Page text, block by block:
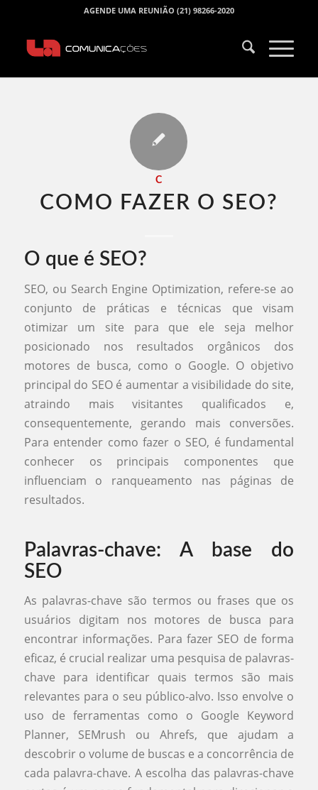
AGENDE UMA REUNIÃO (21) 98266-2020
C
COMO FAZER O SEO​?
O que é SEO?
SEO, ou Search Engine Optimization, refere-se ao
conjunto de práticas e técnicas que visam
otimizar um site para que ele seja melhor
posicionado nos resultados orgânicos dos
motores de busca, como o Google. O objetivo
principal do SEO é aumentar a visibilidade do site,
atraindo mais visitantes qualificados e,
consequentemente, gerando mais conversões.
Para entender como fazer o SEO, é fundamental
conhecer os principais componentes que
influenciam o ranqueamento nas páginas de
resultados.
Palavras-chave: A base do
SEO
As palavras-chave são termos ou frases que os
usuários digitam nos motores de busca para
encontrar informações. Para fazer SEO de forma
eficaz, é crucial realizar uma pesquisa de palavras-
chave para identificar quais termos são mais
relevantes para o seu público-alvo. Isso envolve o
uso de ferramentas como o Google Keyword
Planner, SEMrush ou Ahrefs, que ajudam a
descobrir o volume de buscas e a concorrência de
cada palavra-chave. A escolha das palavras-chave